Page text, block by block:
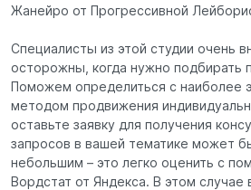
Жанейро от Прогрессивной
Специалисты из этой студии очень
осторожны, когда нужно подбирать
Поможем определиться с наиболее
методом продвижения
оставьте заявку для получения
запросов в вашей тематике может
небольшим – это легко оценить с
Вордстат от Яндекса. В этом случае